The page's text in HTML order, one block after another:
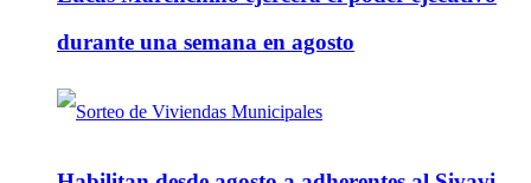
durante una semana en agosto